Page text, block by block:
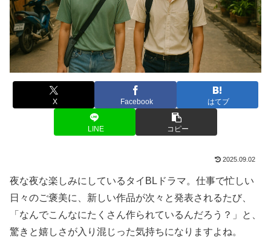
X Facebook はてブ
LINE コピー
2025.09.02
夜な夜な楽しみにしているタイBLドラマ。仕事で忙しい
日々のご褒美に、新しい作品が次々と発表されるたび、
「なんでこんなにたくさん作られているんだろう？」と、
驚きと嬉しさが入り混じった気持ちになりますよね。